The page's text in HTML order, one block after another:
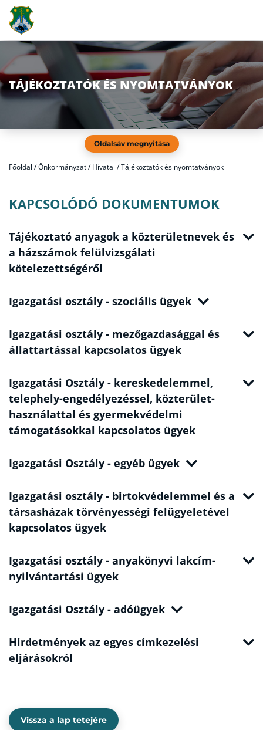
TÁJÉKOZTATÓK ÉS NYOMTATVÁNYOK
Oldalsáv megnyitása
Főoldal /Önkormányzat / Hivatal / Tájékoztatók és nyomtatványok
KAPCSOLÓDÓ DOKUMENTUMOK
Tájékoztató anyagok a közterületnevek és
a házszámok felülvizsgálati
kötelezettségéről
Igazgatási osztály - szociális ügyek
Igazgatási osztály - mezőgazdasággal és
állattartással kapcsolatos ügyek
Igazgatási Osztály - kereskedelemmel,
telephely-engedélyezéssel, közterület-
használattal és gyermekvédelmi
támogatásokkal kapcsolatos ügyek
Igazgatási Osztály - egyéb ügyek
Igazgatási osztály - birtokvédelemmel és a
társasházak törvényességi felügyeletével
kapcsolatos ügyek
Igazgatási osztály - anyakönyvi lakcím-
nyilvántartási ügyek
Igazgatási Osztály - adóügyek
Hirdetmények az egyes címkezelési
eljárásokról
Vissza a lap tetejére